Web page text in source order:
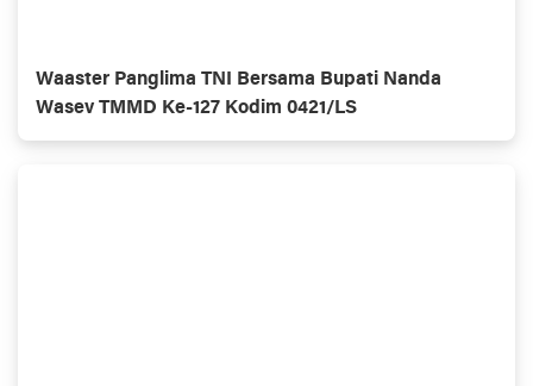
Waaster Panglima TNI Bersama Bupati Nanda
Wasev TMMD Ke-127 Kodim 0421/LS